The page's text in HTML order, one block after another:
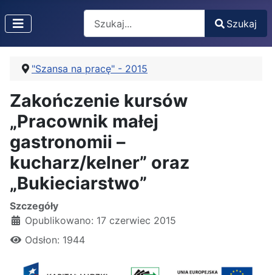
Type 2 or more characters for results.
Szukaj
"Szansa na pracę" - 2015
Zakończenie kursów
„Pracownik małej
gastronomii –
kucharz/kelner” oraz
„Bukieciarstwo”
Szczegóły
Opublikowano: 17 czerwiec 2015
Odsłon: 1944